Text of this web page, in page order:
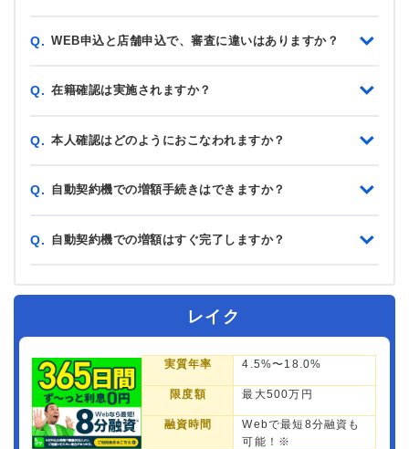
Q. WEB申込と店舗申込で、審査に違いはありますか？
Q. 在籍確認は実施されますか？
Q. 本人確認はどのようにおこなわれますか？
Q. 自動契約機での増額手続きはできますか？
Q. 自動契約機での増額はすぐ完了しますか？
レイク
実質年率 4.5%〜18.0%
限度額 最大500万円
融資時間
Webで最短8分融資も
可能！※